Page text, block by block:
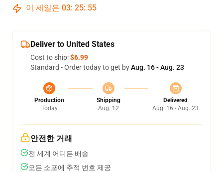
이 세일은 03: 25: 54
Deliver to United States
Cost to ship:$6.99
Standard - Order today to get byAug. 16 - Aug. 23
Production
Today
Shipping
Aug. 12
Delivered
Aug. 16 - Aug. 23
안전한 거래
전 세계 어디든 배송
모든 소포에 추적 번호 제공